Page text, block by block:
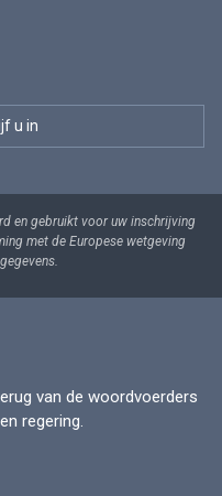
en gebruikt voor uw inschrijving
met de Europese wetgeving
van de woordvoerders
regering.